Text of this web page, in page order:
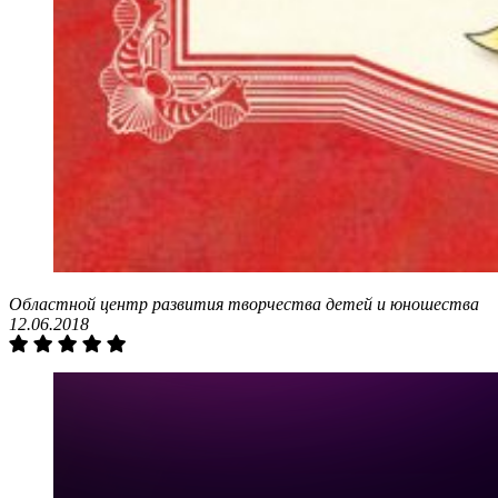
Областной центр развития творчества детей и юношества
12.06.2018